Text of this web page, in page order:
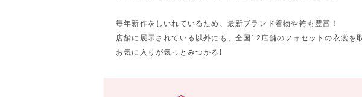
毎年新作をしいれているため、最新ブランド着物や袴も豊富！
店舗に展示されている以外にも、全国12店舗のフォセットの衣裳を
お気に入りが気っとみつかる!